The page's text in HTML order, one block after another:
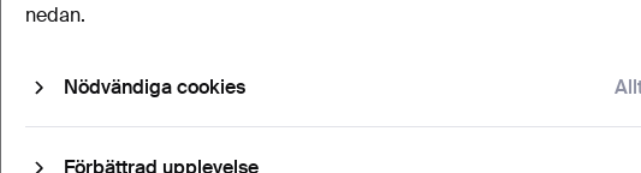
nedan.
Nödvändiga cookies
Förbättrad upplevelse